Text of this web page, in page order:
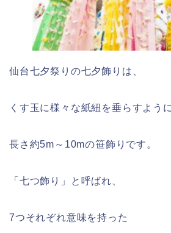
仙台七夕祭りの七夕飾りは、
くす玉に様々な紙紐を垂らすよう
長さ約5m ～ 10mの笹飾りです。
「七つ飾り」と呼ばれ、
7つそれぞれ意味を持った